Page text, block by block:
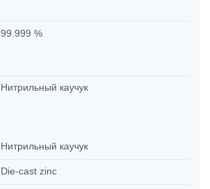
99.999 %
Нитрильный каучук
Нитрильный каучук
Die-cast zinc